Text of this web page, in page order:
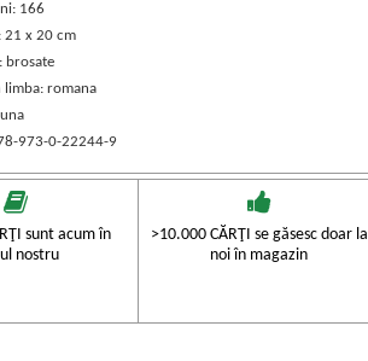
166
21 x 20 cm
brosate
limba: romana
973-0-22244-9
sunt acum în
nostru
>10.000 CĂRŢI se găsesc doar la
noi în magazin